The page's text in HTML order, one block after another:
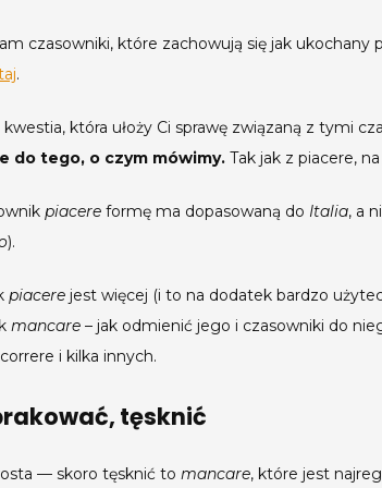
czasowniki, które zachowują się jak ukochany
.
która ułoży Ci sprawę związaną z tymi
do tego, o czym mówimy. Tak jak z piacere, na
piacere formę ma dopasowaną do Italia, a
).
piacere jest więcej (i to na dodatek bardzo
mancare – jak odmienić jego i czasowniki do
i kilka innych.
tęsknić
— skoro tęsknić to mancare, które jest